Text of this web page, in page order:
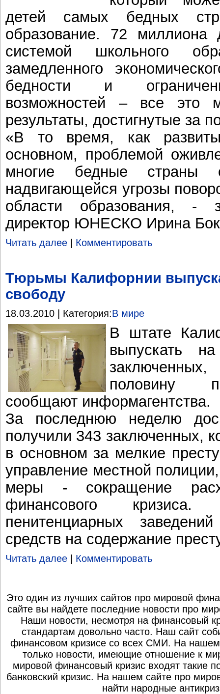
детей самых бедных
образование. 72 миллиона
системой школьного
замедленного
бедности и
возможностей – все это
результаты, достигнутые за
«В то время, как
основном, проблемой
многие бедные страны
надвигающейся угрозы
области образования, -
директор ЮНЕСКО Ирина
Читать далее Комментировать
Тюрьмы Калифорнии
свободу
18.03.2010 | Категория:В мире
В штате
выпускать
половину
сообщают информагентства.
За последнюю неделю
получили 343 заключенных,
в основном за мелкие
управление местной
меры - сокращение
финансового
пенитенциарных
средств на содержание
Читать далее Комментировать
Это один из лучших сайтов про мировой
сайте вы найдете последние новости про
Наши новости, несмотря на финансовый
стандартам довольно часто. Наш сайт
финансовом кризисе со всех СМИ. На нашем
только новости, имеющие отношение к
мировой финансовый кризис входят такие
банковский кризис. На нашем сайте про
найти народные